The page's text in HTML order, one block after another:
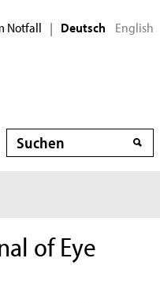
Notfall | Deutsch English
Suche
of Eye